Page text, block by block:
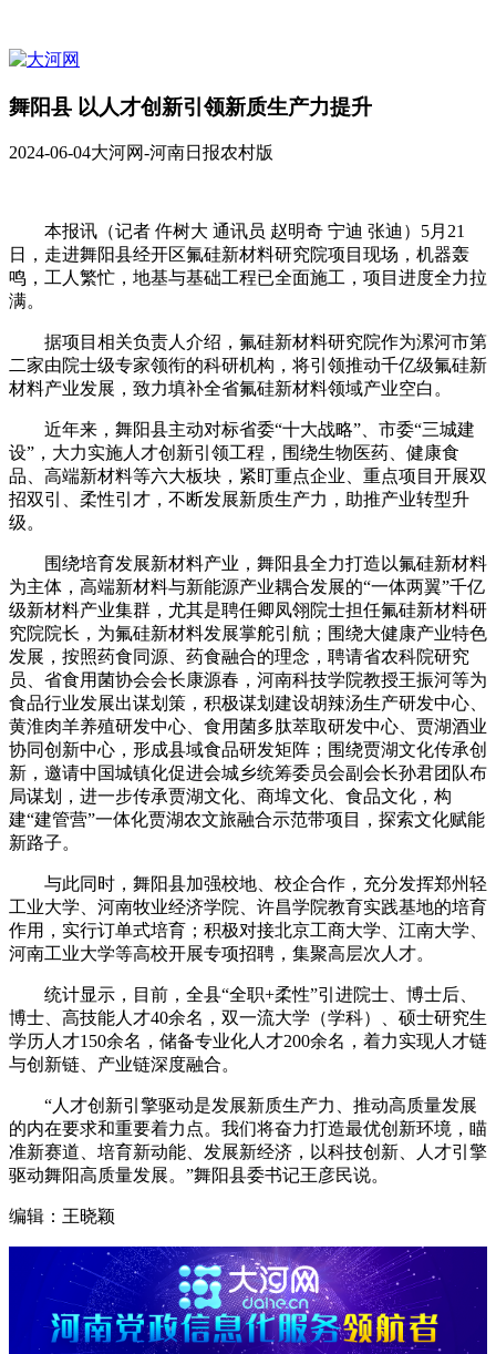
舞阳县 以人才创新引领新质生产力提升
2024-06-04大河网-河南日报农村版
本报讯（记者 仵树大 通讯员 赵明奇 宁迪 张迪）5月21
日，走进舞阳县经开区氟硅新材料研究院项目现场，机器轰
鸣，工人繁忙，地基与基础工程已全面施工，项目进度全力拉
满。
据项目相关负责人介绍，氟硅新材料研究院作为漯河市第
二家由院士级专家领衔的科研机构，将引领推动千亿级氟硅新
材料产业发展，致力填补全省氟硅新材料领域产业空白。
近年来，舞阳县主动对标省委“十大战略”、市委“三城建
设”，大力实施人才创新引领工程，围绕生物医药、健康食
品、高端新材料等六大板块，紧盯重点企业、重点项目开展双
招双引、柔性引才，不断发展新质生产力，助推产业转型升
级。
围绕培育发展新材料产业，舞阳县全力打造以氟硅新材料
为主体，高端新材料与新能源产业耦合发展的“一体两翼”千亿
级新材料产业集群，尤其是聘任卿凤翎院士担任氟硅新材料研
究院院长，为氟硅新材料发展掌舵引航；围绕大健康产业特色
发展，按照药食同源、药食融合的理念，聘请省农科院研究
员、省食用菌协会会长康源春，河南科技学院教授王振河等为
食品行业发展出谋划策，积极谋划建设胡辣汤生产研发中心、
黄淮肉羊养殖研发中心、食用菌多肽萃取研发中心、贾湖酒业
协同创新中心，形成县域食品研发矩阵；围绕贾湖文化传承创
新，邀请中国城镇化促进会城乡统筹委员会副会长孙君团队布
局谋划，进一步传承贾湖文化、商埠文化、食品文化，构
建“建管营”一体化贾湖农文旅融合示范带项目，探索文化赋能
新路子。
与此同时，舞阳县加强校地、校企合作，充分发挥郑州轻
工业大学、河南牧业经济学院、许昌学院教育实践基地的培育
作用，实行订单式培育；积极对接北京工商大学、江南大学、
河南工业大学等高校开展专项招聘，集聚高层次人才。
统计显示，目前，全县“全职+柔性”引进院士、博士后、
博士、高技能人才40余名，双一流大学（学科）、硕士研究生
学历人才150余名，储备专业化人才200余名，着力实现人才链
与创新链、产业链深度融合。
“人才创新引擎驱动是发展新质生产力、推动高质量发展
的内在要求和重要着力点。我们将奋力打造最优创新环境，瞄
准新赛道、培育新动能、发展新经济，以科技创新、人才引擎
驱动舞阳高质量发展。”舞阳县委书记王彦民说。
编辑：王晓颖